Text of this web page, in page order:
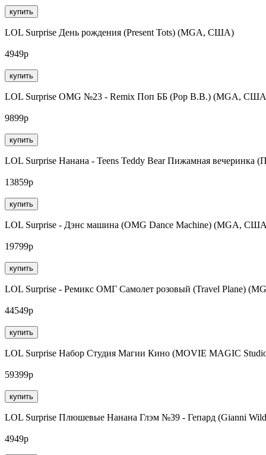
купить
LOL Surprise День рождения (Present Tots) (MGA, США)
4949р
купить
LOL Surprise OMG №23 - Remix Поп ББ (Pop B.B.) (MGA,
9899р
купить
LOL Surprise Нанана - Teens Teddy Bear Пижамная
13859р
купить
LOL Surprise - Дэнс машина (OMG Dance Machine) (MGA,
19799р
купить
LOL Surprise - Ремикс ОМГ Самолет розовый (Travel Plane)
44549р
купить
LOL Surprise Набор Студия Магии Кино (MOVIE MAGIC
59399р
купить
LOL Surprise Плюшевые Нанана Глэм №39 - Гепард (Gianni
4949р